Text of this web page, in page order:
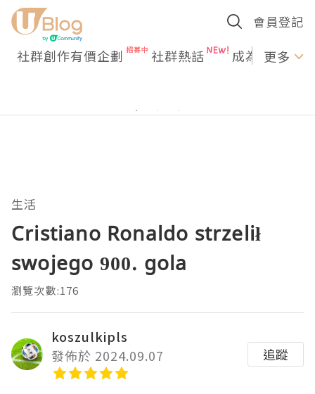
會員登記
社群創作有價企劃 社群熱話 成為U更多
生活
Cristiano Ronaldo strzelił
swojego 900. gola
瀏覽次數:176
koszulkipls
發佈於 2024.09.07
追蹤